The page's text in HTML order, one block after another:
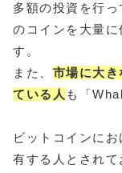
多額の投資を行
のコインを大量
す。
また、 市場に大
ている人 も「
ビットコインに
有する人とされ